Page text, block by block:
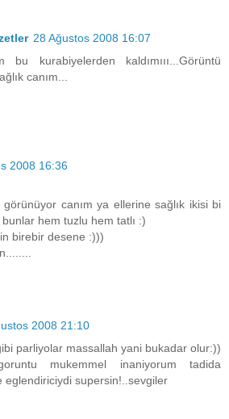
28 Ağustos 2008 16:07
bu kurabiyelerden kaldımııı...Görüntü
canım...
2008 16:36
canım ya ellerine sağlık ikisi bi
hem tuzlu hem tatlı :)
birebir desene :)))
2008 21:10
parliyolar massallah yani bukadar olur:))
mukemmel inaniyorum tadida
eglendiriciydi supersin!..sevgiler